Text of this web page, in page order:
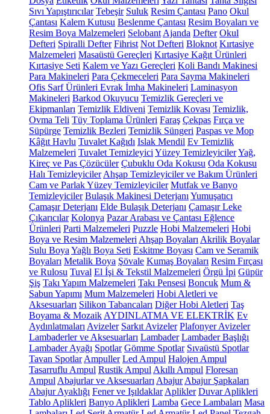
Sıvı Yapıştırıcılar Tebeşir Suluk Resim Çantası Pano Okul
Çantası Kalem Kutusu Beslenme Çantası Resim Boyaları ve
Resim Boya Malzemeleri Selobant Ajanda Defter Okul
Defteri Spiralli Defter Fihrist Not Defteri Bloknot Kırtasiye
Malzemeleri Masaüstü Gereçleri Kırtasiye Kağıt Ürünleri
Kırtasiye Seti Kalem ve Yazı Gereçleri Koli Bandı Makinesi
Para Makineleri Para Çekmeceleri Para Sayma Makineleri
Ofis Sarf Ürünleri Evrak İmha Makineleri Laminasyon
Makineleri Barkod Okuyucu Temizlik Gereçleri ve
Ekipmanları Temizlik Eldiveni Temizlik Kovası Temizlik,
Ovma Teli Tüy Toplama Ürünleri Faraş Çekpas Fırça ve
Süpürge Temizlik Bezleri Temizlik Süngeri Paspas ve Mop
Kâğıt Havlu Tuvalet Kağıdı Islak Mendil Ev Temizlik
Malzemeleri Tuvalet Temizleyici Yüzey TemizleyicilerYağ,
Kireç ve Pas Çözücüler Çubuklu Oda Kokusu Oda Kokusu
Halı Temizleyiciler Ahşap Temizleyiciler ve Bakım Ürünleri
Cam ve Parlak Yüzey Temizleyiciler Mutfak ve Banyo
Temizleyiciler Bulaşık Makinesi Deterjanı Yumuşatıcı
Çamaşır Deterjanı Elde Bulaşık Deterjanı Çamaşır Leke
Çıkarıcılar Kolonya Pazar Arabası ve Çantası Eğlence
Ürünleri Parti Malzemeleri Puzzle Hobi Malzemeleri Hobi
Boya ve Resim Malzemeleri Ahşap Boyaları Akrilik Boyalar
Sulu Boya Yağlı Boya Seti Eskitme Boyası Cam ve Seramik
Boyaları Metalik Boya Şövale Kumaş Boyaları Resim Fırçası
ve Rulosu Tuval El İşi & Tekstil Malzemeleri Örgü İpi Güpür
Şiş Takı Yapım Malzemeleri Takı Pensesi Boncuk Mum &
Sabun Yapımı Mum Malzemeleri Hobi Aletleri ve
Aksesuarları Silikon Tabancaları Diğer Hobi Aletleri Taş
Boyama & Mozaik AYDINLATMA VE ELEKTRİK Ev
Aydınlatmaları Avizeler Sarkıt Avizeler Plafonyer Avizeler
Lambaderler ve Aksesuarları Lambader Lambader Başlığı
Lambader Ayağı Spotlar Gömme Spotlar Sıvaüstü Spotlar
Tavan Spotlar Ampuller Led Ampul Halojen Ampul
Tasarruflu Ampul Rustik Ampul Akıllı Ampul Floresan
Ampul Abajurlar ve Aksesuarları Abajur Abajur Şapkaları
Abajur Ayaklığı Fener ve Işıldaklar Aplikler Duvar Aplikleri
Tablo Aplikleri Banyo Aplikleri Lamba Gece Lambaları Masa